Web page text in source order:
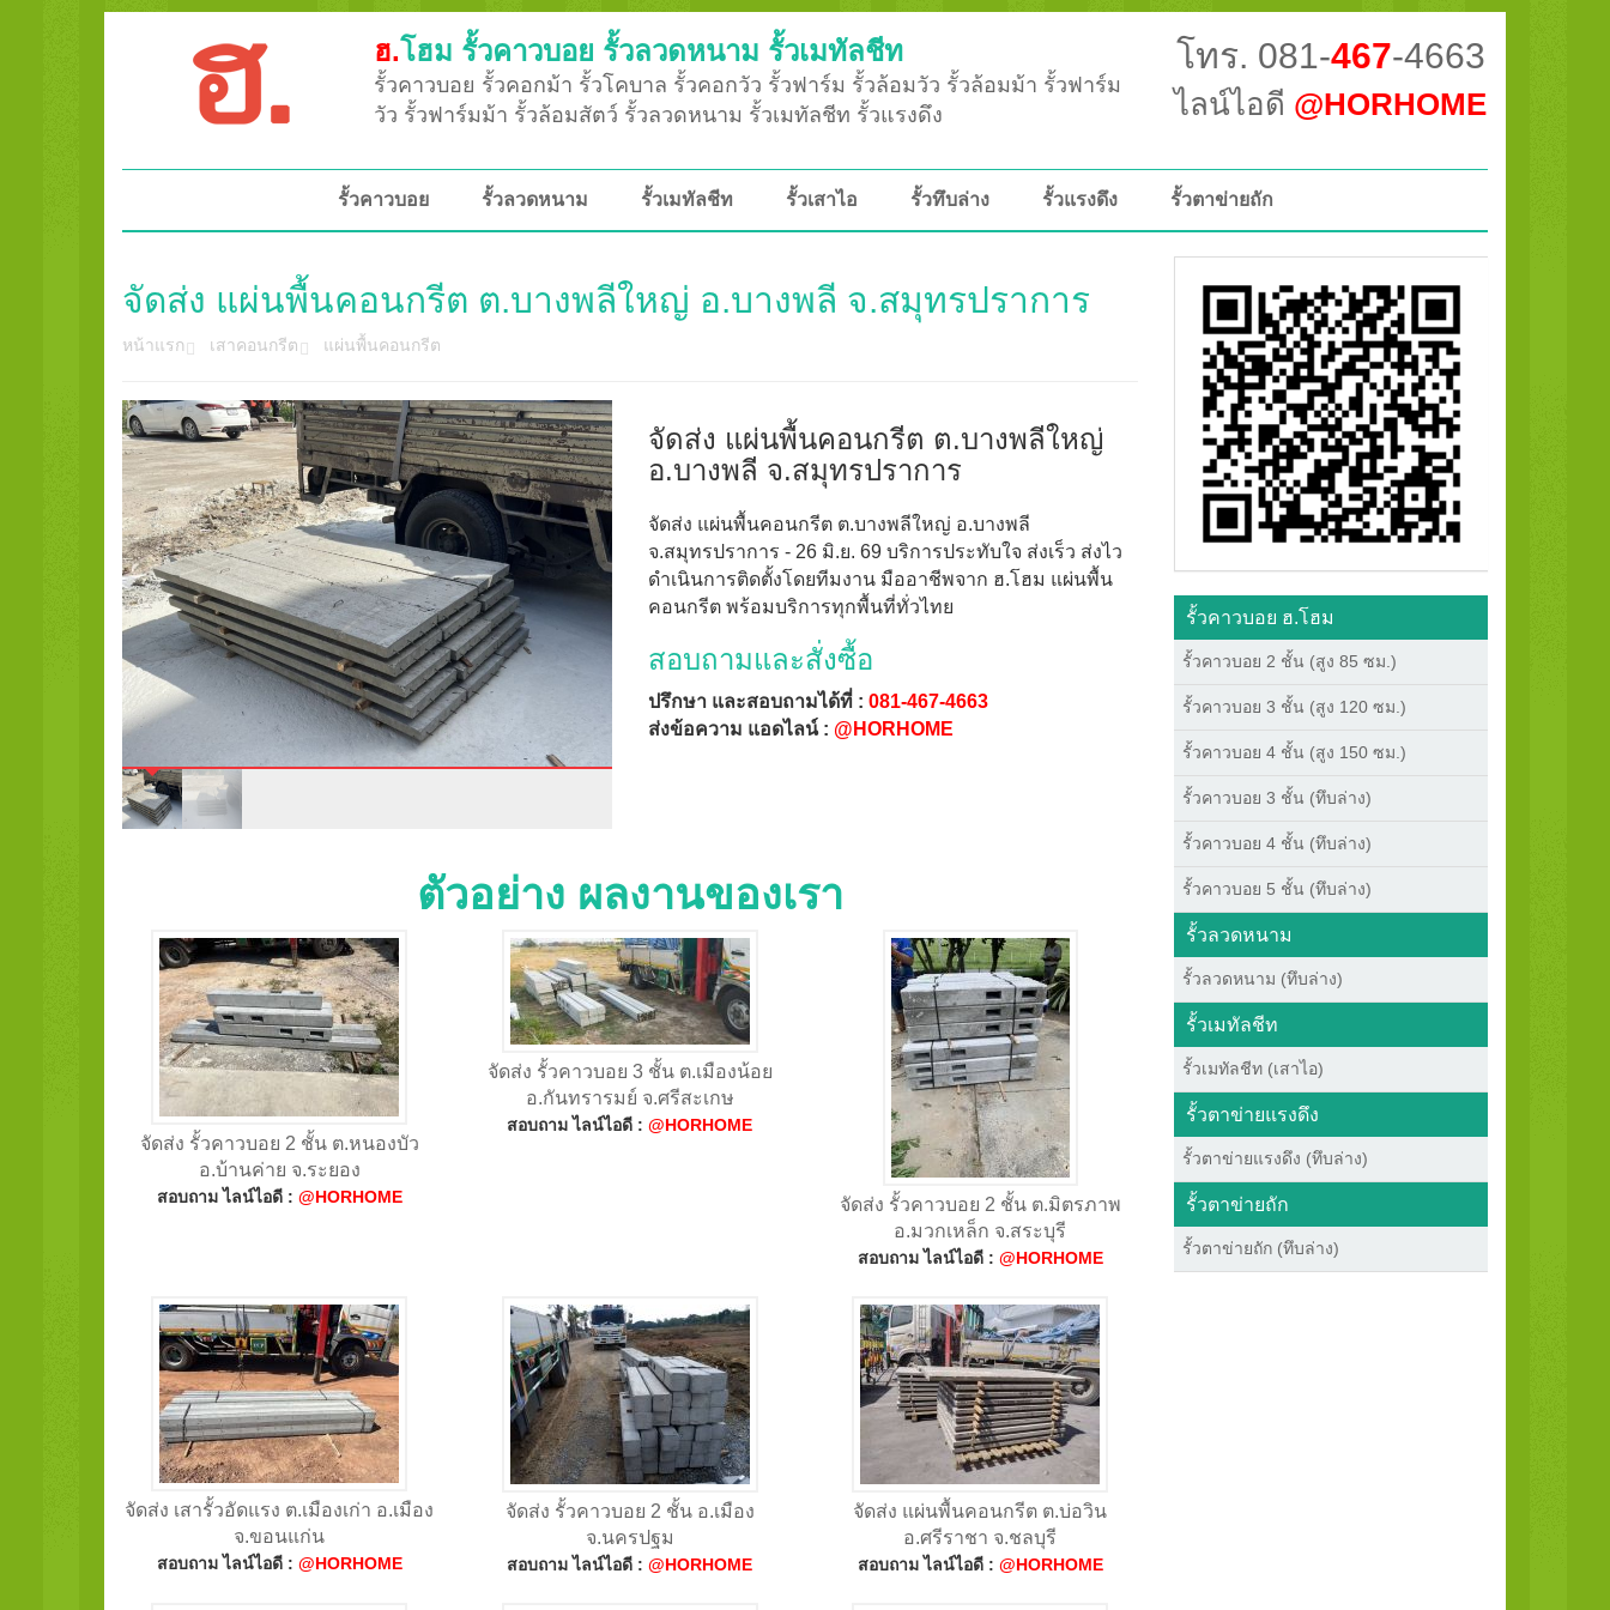
ฮ.โฮม รั้วคาวบอย รั้วลวดหนาม รั้วเมทัลชีท
รั้วคาวบอย รั้วคอกม้า รั้วโคบาล รั้วคอกวัว รั้วฟาร์ม รั้วล้อมวัว รั้วล้อมม้า รั้วฟาร์ม
วัว รั้วฟาร์มม้า รั้วล้อมสัตว์ รั้วลวดหนาม รั้วเมทัลชีท รั้วแรงดึง
โทร. 081-467-4663
ไลน์ไอดี @HORHOME
รั้วคาวบอย รั้วลวดหนาม รั้วเมทัลชีท รั้วเสาไอ รั้วทึบล่าง รั้วแรงดึง รั้วตาข่ายถัก
จัดส่ง แผ่นพื้นคอนกรีต ต.บางพลีใหญ่ อ.บางพลี จ.สมุทรปราการ
หน้าแรก เสาคอนกรีต แผ่นพื้นคอนกรีต
จัดส่ง แผ่นพื้นคอนกรีต ต.บางพลีใหญ่
อ.บางพลี จ.สมุทรปราการ
จัดส่ง แผ่นพื้นคอนกรีต ต.บางพลีใหญ่ อ.บางพลี
จ.สมุทรปราการ - 26 มิ.ย. 69 บริการประทับใจ ส่งเร็ว ส่งไว
ดำเนินการติดตั้งโดยทีมงาน มืออาชีพจาก ฮ.โฮม แผ่นพื้น
คอนกรีต พร้อมบริการทุกพื้นที่ทั่วไทย
สอบถามและสั่งซื้อ
ปรึกษา และสอบถามได้ที่ : 081-467-4663
ส่งข้อความ แอดไลน์ : @HORHOME
ตัวอย่าง ผลงานของเรา
จัดส่ง รั้วคาวบอย 2 ชั้น ต.หนองบัว
อ.บ้านค่าย จ.ระยอง
สอบถาม ไลน์ไอดี : @HORHOME
จัดส่ง รั้วคาวบอย 3 ชั้น ต.เมืองน้อย
อ.กันทรารมย์ จ.ศรีสะเกษ
สอบถาม ไลน์ไอดี :@HORHOME
จัดส่ง รั้วคาวบอย 2 ชั้น ต.มิตรภาพ
อ.มวกเหล็ก จ.สระบุรี
สอบถาม ไลน์ไอดี : @HORHOME
จัดส่ง เสารั้วอัดแรง ต.เมืองเก่า อ.เมือง
จ.ขอนแก่น
สอบถาม ไลน์ไอดี : @HORHOME
จัดส่ง รั้วคาวบอย 2 ชั้น อ.เมือง
จ.นครปฐม
สอบถาม ไลน์ไอดี :@HORHOME
จัดส่ง แผ่นพื้นคอนกรีต ต.บ่อวิน
อ.ศรีราชา จ.ชลบุรี
สอบถาม ไลน์ไอดี : @HORHOME
รั้วคาวบอย ฮ.โฮม
รั้วคาวบอย 2 ชั้น (สูง 85 ซม.)
รั้วคาวบอย 3 ชั้น (สูง 120 ซม.)
รั้วคาวบอย 4 ชั้น (สูง 150 ซม.)
รั้วคาวบอย 3 ชั้น (ทึบล่าง)
รั้วคาวบอย 4 ชั้น (ทึบล่าง)
รั้วคาวบอย 5 ชั้น (ทึบล่าง)
รั้วลวดหนาม
รั้วลวดหนาม (ทึบล่าง)
รั้วเมทัลชีท
รั้วเมทัลชีท (เสาไอ)
รั้วตาข่ายแรงดึง
รั้วตาข่ายแรงดึง (ทึบล่าง)
รั้วตาข่ายถัก
รั้วตาข่ายถัก (ทึบล่าง)